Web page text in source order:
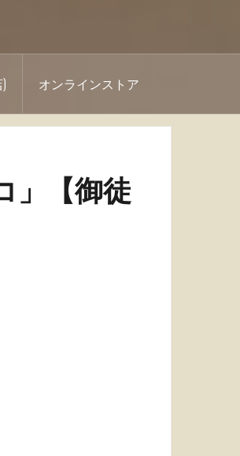
オンラインストア
」【御徒